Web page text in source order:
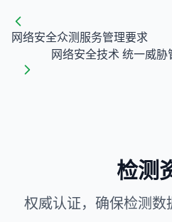
网络安全众测服务管理要求
网络安全技术 统一威
检测
权威认证，确保检测